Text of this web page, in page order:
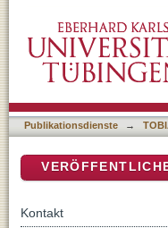
and reactive
Publikationsdienste →
Kontakt